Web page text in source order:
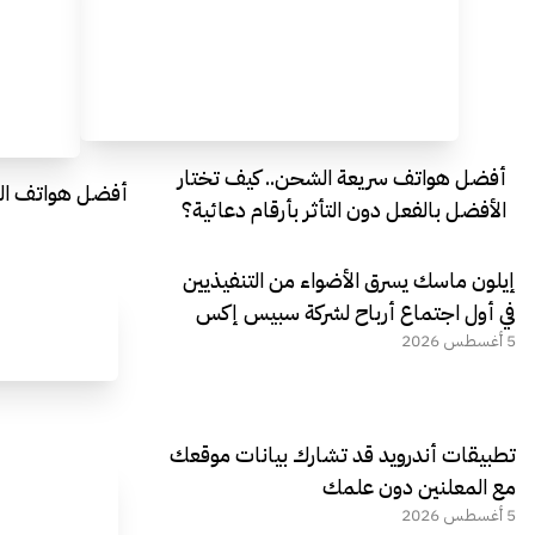
أفضل هواتف سريعة الشحن.. كيف تختار
الأفضل بالفعل دون التأثر بأرقام دعائية؟
أفضل هواتف
إيلون ماسك يسرق الأضواء من التنفيذيين
في أول اجتماع أرباح لشركة سبيس إكس
5 أغسطس 2026
تطبيقات أندرويد قد تشارك بيانات موقعك
مع المعلنين دون علمك
5 أغسطس 2026